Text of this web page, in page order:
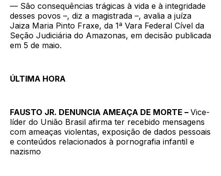
— São consequências trágicas à vida e à integridade
desses povos –, diz a magistrada –, avalia a juíza
Jaiza Maria Pinto Fraxe, da 1ª Vara Federal Cível da
Seção Judiciária do Amazonas, em decisão publicada
em 5 de maio.
ÚLTIMA HORA
FAUSTO JR. DENUNCIA AMEAÇA DE MORTE – Vice-
líder do União Brasil afirma ter recebido mensagens
com ameaças violentas, exposição de dados pessoais
e conteúdos relacionados à pornografia infantil e
nazismo